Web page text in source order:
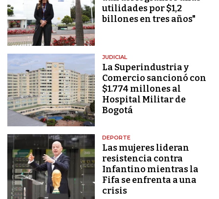
utilidades por $1,2
billones en tres años"
JUDICIAL
La Superindustria y
Comercio sancionó con
$1.774 millones al
Hospital Militar de
Bogotá
DEPORTE
Las mujeres lideran
resistencia contra
Infantino mientras la
Fifa se enfrenta a una
crisis